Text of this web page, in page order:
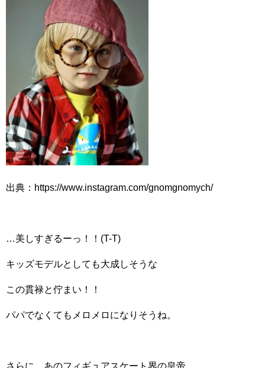
出典：https://www.instagram.com/gnomgnomych/
…美しすぎるーっ！！(T-T)
キッズモデルとしても大成しそうな
この貫禄と佇まい！！
パパでなくてもメロメロになりそうね。
さらに、あのフィギュアスケート界の皇帝